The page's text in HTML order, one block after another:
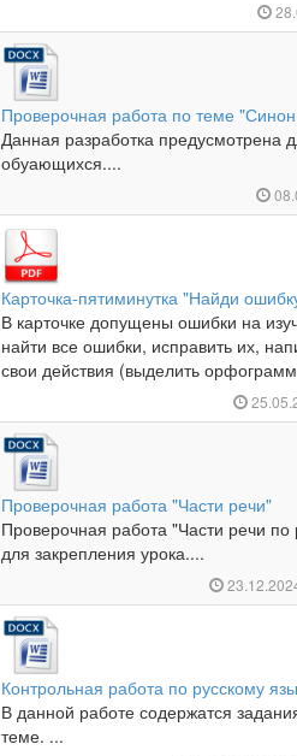
Проверочная работа по теме
Данная разработка предусмотрена
обуающихся....
Карточка-пятиминутка "Найди
В карточке допущены ошибки на
найти все ошибки, исправить их,
свои действия (выделить
Проверочная работа "Части речи"
Проверочная работа "Части речи
для закрепления урока....
Контрольная работа по русскому
В данной работе содержатся
теме. ...